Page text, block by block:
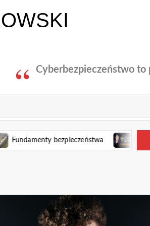
Cyberbezpieczeństwo to
bezpieczeństwa Inspiracja